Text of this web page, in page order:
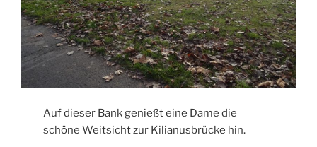
Auf dieser Bank genießt eine Dame die
schöne Weitsicht zur Kilianusbrücke hin.